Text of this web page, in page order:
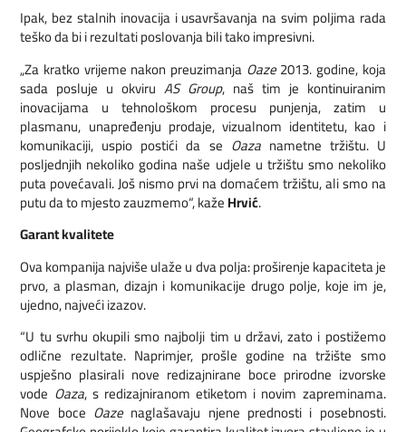
Ipak, bez stalnih inovacija i usavršavanja na svim poljima rada
teško da bi i rezultati poslovanja bili tako impresivni.
„Za kratko vrijeme nakon preuzimanja Oaze2013. godine, koja
sada posluje u okviruAS Group, naš tim je kontinuiranim
inovacijama u tehnološkom procesu punjenja, zatim u
plasmanu, unapređenju prodaje, vizualnom identitetu, kao i
komunikaciji, uspio postići da se Oaza nametne tržištu. U
posljednjih nekoliko godina naše udjele u tržištu smo nekoliko
puta povećavali. Još nismo prvi na domaćem tržištu, ali smo na
putu da to mjesto zauzmemo“, kažeHrvić.
Garant kvalitete
Ova kompanija najviše ulaže u dva polja: proširenje kapaciteta je
prvo, a plasman, dizajn i komunikacije drugo polje, koje im je,
ujedno, najveći izazov.
“U tu svrhu okupili smo najbolji tim u državi, zato i postižemo
odlične rezultate. Naprimjer, prošle godine na tržište smo
uspješno plasirali nove redizajnirane boce prirodne izvorske
vode Oaza, s redizajniranom etiketom i novim zapreminama.
Nove boce Oazenaglašavaju njene prednosti i posebnosti.